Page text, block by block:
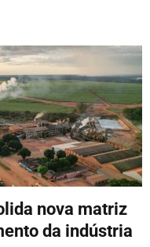
nova matriz
da indústria